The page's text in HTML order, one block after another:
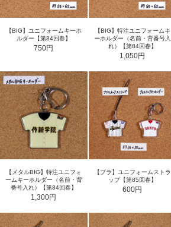
【BIG】ユニフォームキーホ
ルダー【第84回春】
750円
【BIG】特注ユニフォームキ
ーホルダー（名前・背番号入
れ）【第84回春】
1,050円
【メタルBIG】特注ユニフォ
ームキーホルダー（名前・背
番号入れ）【第84回春】
1,300円
【プラ】ユニフォームストラ
ップ【第85回春】
600円